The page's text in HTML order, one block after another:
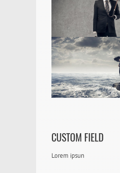
CUSTOM FIELD
Lorem ipsun